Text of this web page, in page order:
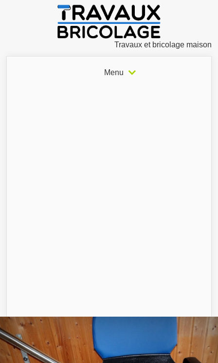
Travaux et bricolage maison
Menu